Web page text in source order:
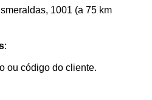
1001 (a 75 km
:
ou código do cliente.